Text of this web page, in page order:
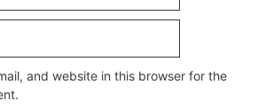
and website in this browser for the